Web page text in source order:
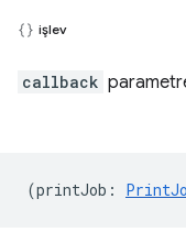
işlev
callback
(printJob :